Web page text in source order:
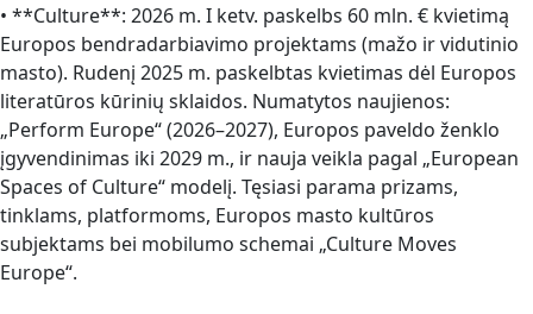
• **Culture**: 2026 m. I ketv. paskelbs 60 mln. € kvietimą
Europos bendradarbiavimo projektams (mažo ir vidutinio
masto). Rudenį 2025 m. paskelbtas kvietimas dėl Europos
literatūros kūrinių sklaidos. Numatytos naujienos:
„Perform Europe“ (2026–2027), Europos paveldo ženklo
įgyvendinimas iki 2029 m., ir nauja veikla pagal „European
Spaces of Culture“ modelį. Tęsiasi parama prizams,
tinklams, platformoms, Europos masto kultūros
subjektams bei mobilumo schemai „Culture Moves
Europe“.